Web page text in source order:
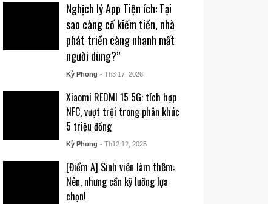
Nghịch lý App Tiện ích: Tại
sao càng cố kiếm tiền, nhà
phát triển càng nhanh mất
người dùng?”
Kỳ Phong - Th3 17, 2026
Xiaomi REDMI 15 5G: tích hợp
NFC, vượt trội trong phân khúc
5 triệu đồng
Kỳ Phong - Th12 12, 2025
[Điểm A] Sinh viên làm thêm:
Nên, nhưng cần kỹ lưỡng lựa
chọn!